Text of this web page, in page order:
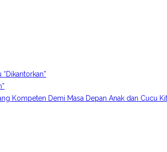
Kompeten Demi Masa Depan Anak dan Cucu